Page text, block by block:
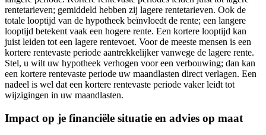
rentetarieven; gemiddeld hebben zij lagere rentetarieven. Ook de
totale looptijd van de hypotheek beïnvloedt de rente; een langere
looptijd betekent vaak een hogere rente. Een kortere looptijd kan
juist leiden tot een lagere rentevoet. Voor de meeste mensen is een
kortere rentevaste periode aantrekkelijker vanwege de lagere rente.
Stel, u wilt uw hypotheek verhogen voor een verbouwing; dan kan
een kortere rentevaste periode uw maandlasten direct verlagen. Een
nadeel is wel dat een kortere rentevaste periode vaker leidt tot
wijzigingen in uw maandlasten.
Impact op je financiële situatie en advies op maat